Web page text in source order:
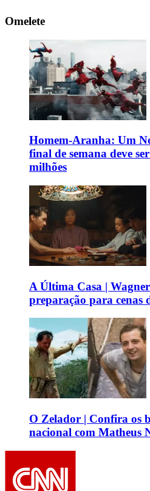
Omelete
Homem-Aranha: Um
final de semana deve
milhões
A Última Casa |
preparação para cenas
O Zelador | Confira os
nacional com Matheus